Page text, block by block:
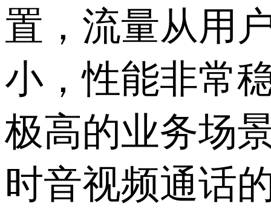
置，流量从用
小，性能非常
极高的业务场
时音视频通话